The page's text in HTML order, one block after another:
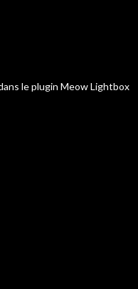
le plugin Meow Lightbox